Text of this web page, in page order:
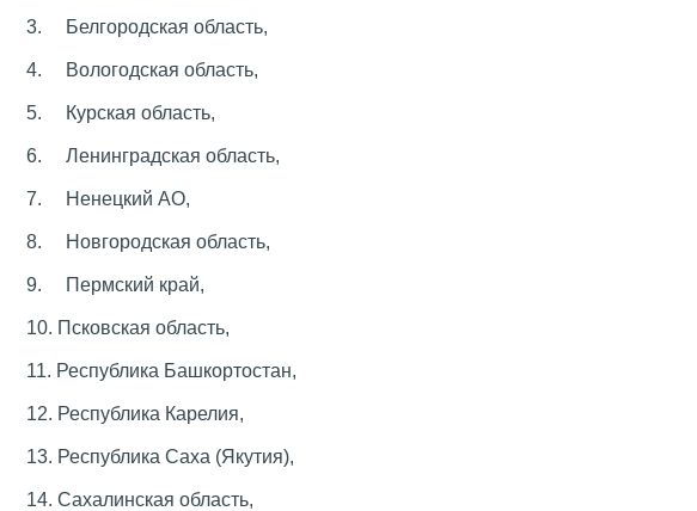
3. Белгородская область,
4. Вологодская область,
5. Курская область,
6. Ленинградская область,
7. Ненецкий АО,
8. Новгородская область,
9. Пермский край,
10. Псковская область,
11. Республика Башкортостан,
12. Республика Карелия,
13. Республика Саха (Якутия),
14. Сахалинская область,